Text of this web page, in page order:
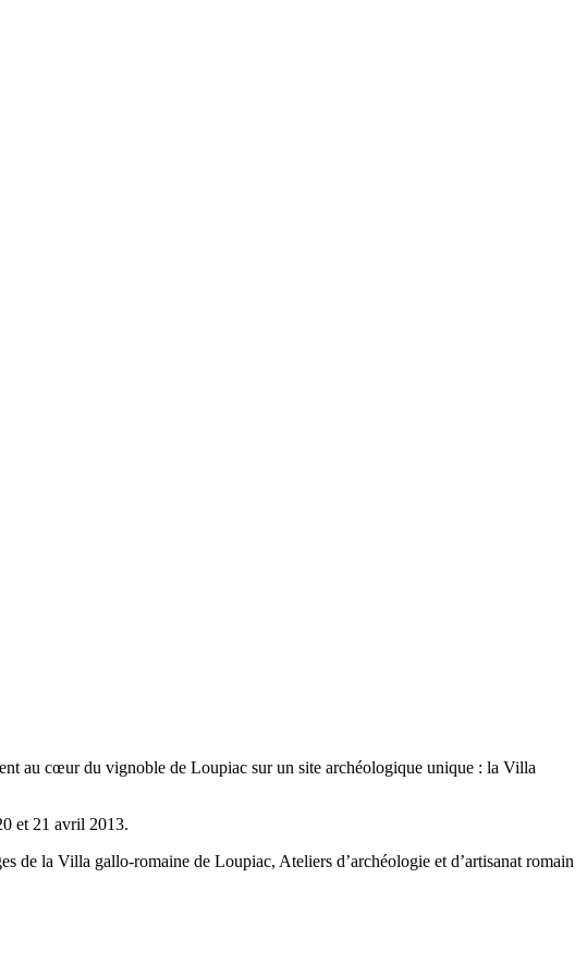
au cœur du vignoble de Loupiac sur un site archéologique unique : la Villa
et 21 avril 2013.
de la Villa gallo-romaine de Loupiac, Ateliers d’archéologie et d’artisanat romain